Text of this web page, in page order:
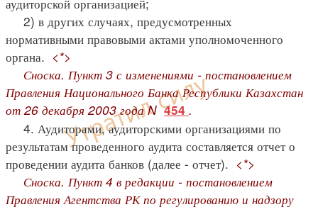
2) в других случаях, предусмотренных
нормативными правовыми актами уполномоченного
органа. <*>
Сноска. Пункт 3 с изменениями - постановлением
Правления Национального Банка Республики Казахстан
от 26 декабря 2003 года N454 .
4. Аудиторами, аудиторскими организациями по
результатам проведенного аудита составляется отчет о
проведении аудита банков (далее - отчет). <*>
Сноска. Пункт 4 в редакции - постановлением
Правления Агентства РК по регулированию и надзору